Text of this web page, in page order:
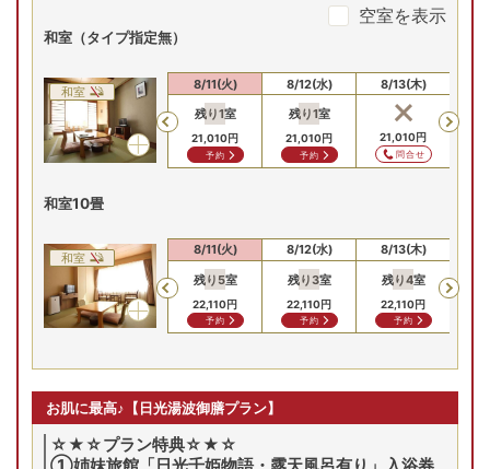
空室を表示
和室（タイプ指定無）
和室
Previous
8/9(日)
円
問合せ
8/10(月)
18,810円
問合せ
8/11(火)
残り1室
21,010円
予約
8/12(水)
残り1室
21,010円
予約
8/13(木)
21,010円
問合せ
和室10畳
和室
Previous
8/9(日)
円
8/10(月)
19,910円
問合せ
8/11(火)
残り 5室
22,110円
予約
8/12(水)
残り3室
22,110円
予約
8/13(木)
残り4室
22,110円
予約
お肌に最高♪【日光湯波御膳プラン】
☆★☆プラン特典☆★☆